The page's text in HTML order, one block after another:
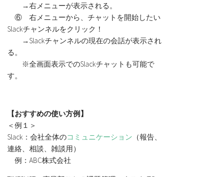
→右メニューが表示される。
⑥ 右メニューから、チャットを開始したい
Slackチャンネルをクリック！
→Slackチャンネルの現在の会話が表示され
る。
※全画面表示でのSlackチャットも可能で
す。
【おすすめの使い方例】
＜例１＞
Slack：会社全体のコミュニケーション （報告、
連絡、相談、雑談用）
例：ABC株式会社